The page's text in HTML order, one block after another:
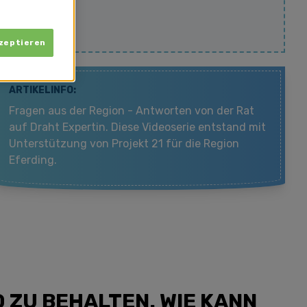
ARTIKELINFO:
Fragen aus der Region - Antworten von der Rat
auf Draht Expertin. Diese Videoserie entstand mit
Unterstützung von Projekt 21 für die Region
Eferding.
BEHALTEN. WIE KANN